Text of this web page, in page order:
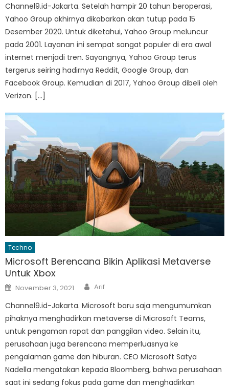
Channel9.id-Jakarta. Setelah hampir 20 tahun beroperasi,
Yahoo Group akhirnya dikabarkan akan tutup pada 15
Desember 2020. Untuk diketahui, Yahoo Group meluncur
pada 2001. Layanan ini sempat sangat populer di era awal
internet menjadi tren. Sayangnya, Yahoo Group terus
tergerus seiring hadirnya Reddit, Google Group, dan
Facebook Group. Kemudian di 2017, Yahoo Group dibeli oleh
Verizon. […]
Techno
Microsoft Berencana Bikin Aplikasi Metaverse
Untuk Xbox
Posted
on
November 3, 2021 Author
Arif
Channel9.id-Jakarta. Microsoft baru saja mengumumkan
pihaknya menghadirkan metaverse di Microsoft Teams,
untuk pengaman rapat dan panggilan video. Selain itu,
perusahaan juga berencana memperluasnya ke
pengalaman game dan hiburan. CEO Microsoft Satya
Nadella mengatakan kepada Bloomberg, bahwa perusahaan
saat ini sedang fokus pada game dan menghadirkan